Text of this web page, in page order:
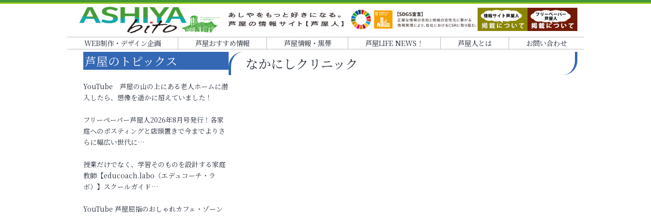
WEB制作・デザイン企画 芦屋おすすめ情報 芦屋情報・黒帯 芦屋LIFE NEWS！ 芦屋人とは お問い合わせ
なかにしクリニック
芦屋のトピックス
YouTube 芦屋の山の上にある老人ホームに潜
入したら、想像を遥かに超えていました！
フリーペーパー芦屋人2026年8月号発行！各家
庭へのポスティングと店頭置きで今までよりさ
らに幅広い世代に…
授業だけでなく、学習そのものを設計する家庭
教師【educoach.labo（エデュコーチ・ラ
ボ）】スクールガイド…
YouTube 芦屋屈指のおしゃれカフェ・ゾーン